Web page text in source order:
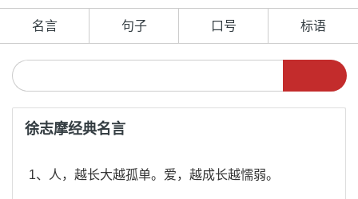
名言 句子 口号 标语
徐志摩经典名言
1、人，越长大越孤单。爱，越成长越懦弱。